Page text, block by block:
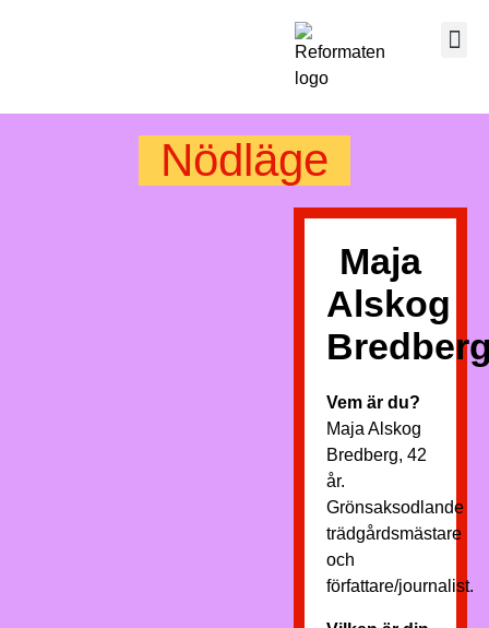
Nödläge
Maja
Alskog
Vem är du?
Maja Alskog
Bredberg, 42
år.
Grönsaksodlande
trädgårdsmästare
och
författare/journalist.